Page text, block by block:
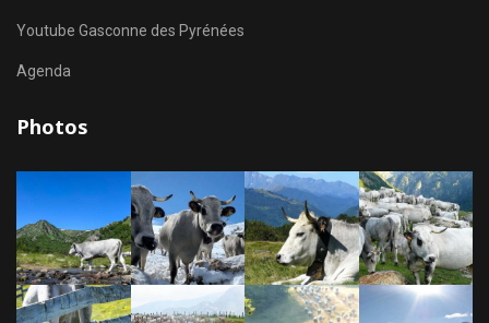
Youtube Gasconne des Pyrénées
Agenda
Photos